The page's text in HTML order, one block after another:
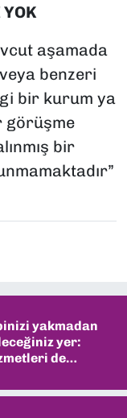
aşamada
benzeri
bir kurum ya
görüşme
bir
yakmadan
yer:
de